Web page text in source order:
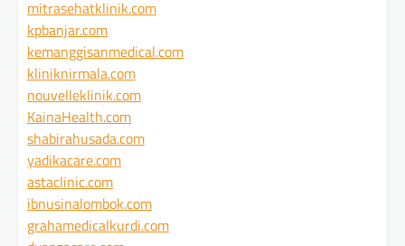
mitrasehatklinik.com
kpbanjar.com
kemanggisanmedical.com
kliniknirmala.com
nouvelleklinik.com
KainaHealth.com
shabirahusada.com
yadikacare.com
astaclinic.com
ibnusinalombok.com
grahamedicalkurdi.com